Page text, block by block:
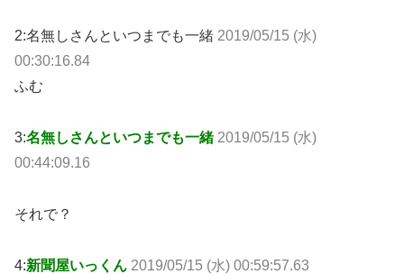
2:名無しさんといつまでも一緒 2019/05/15 (水)
00:30:16.84
ふむ
3:名無しさんといつまでも一緒 2019/05/15 (水)
00:44:09.16
それで？
4:新聞屋いっくん 2019/05/15 (水) 00:59:57.63